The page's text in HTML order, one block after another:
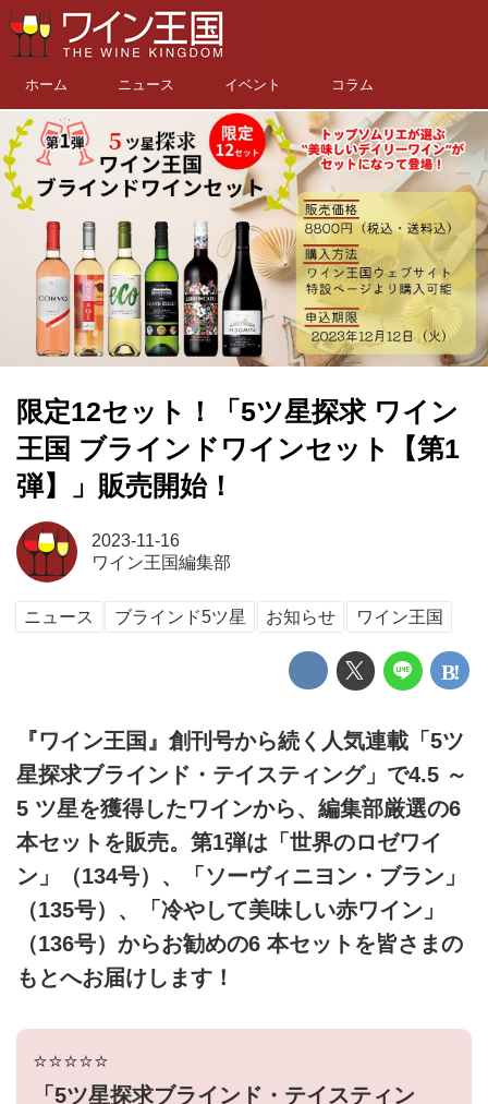
ホーム ニュース イベント コラム
限定12セット！「5ツ星探求 ワイン
王国 ブラインドワインセット【第1
弾】」販売開始！
2023-11-16
ワイン王国編集部
ニュース ブラインド5ツ星 お知らせ ワイン王国
『ワイン王国』創刊号から続く人気連載「5ツ
星探求ブラインド・テイスティング」で4.5 ～
5 ツ星を獲得したワインから、編集部厳選の6
本セットを販売。第1弾は「世界のロゼワイ
ン」（134号）、「ソーヴィニヨン・ブラン」
（135号）、「冷やして美味しい赤ワイン」
（136号）からお勧めの6 本セットを皆さまの
もとへお届けします！
⭐️⭐️⭐️⭐️⭐️
「5ツ星探求ブラインド・テイスティン